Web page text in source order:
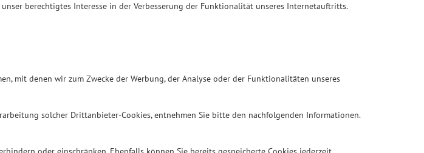
berechtigtes Interesse in der Verbesserung der Funktionalität unseres Internetauftritts.
mit denen wir zum Zwecke der Werbung, der Analyse oder der Funktionalitäten unseres
solcher Drittanbieter-Cookies, entnehmen Sie bitte den nachfolgenden Informationen.